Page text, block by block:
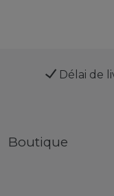
Délai de
Boutique